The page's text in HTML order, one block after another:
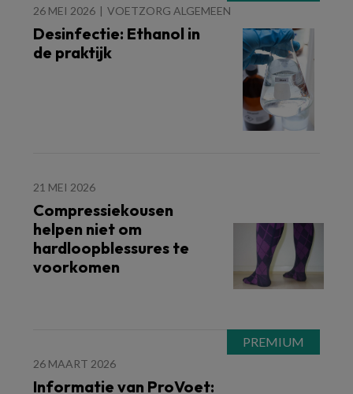
26 MEI 2026 VOETZORG ALGEMEEN
Desinfectie: Ethanol in
de praktijk
21 MEI 2026
Compressiekousen
helpen niet om
hardloopblessures te
voorkomen
26 MAART 2026
Informatie van ProVoet: